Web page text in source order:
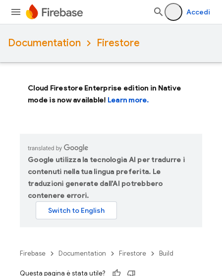
Accedi
Documentation Firestore
Cloud Firestore Enterprise edition in Native
mode is now available! Learn more.
Google utilizza la tecnologia AI per tradurre i
contenuti nella tua lingua preferita. Le
traduzioni generate dall'AI potrebbero
contenere errori.
Firebase Documentation Firestore Build
Questa pagina è stata utile?